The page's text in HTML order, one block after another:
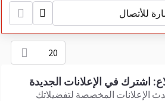
للأتصال
20
اشترك في الإعلانات الجديدة
الإعلانات المخصصة لتفضيلاتك